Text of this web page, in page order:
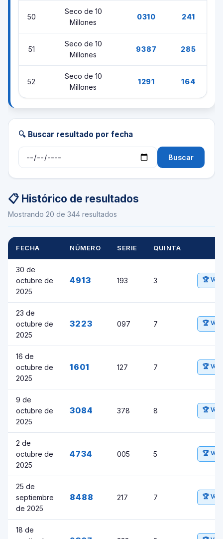
50
Seco de 10
Millones
0310 241
51
Seco de 10
Millones
9387 285
52
Seco de 10
Millones
1291 164
🔍 Buscar resultado por fecha
Buscar
📋 Histórico de resultados
Mostrando 20 de 344 resultados
FECHA NÚMERO SERIE QUINTA
30 de
octubre de
2025
4913 193 3 🏆 Ver
23 de
octubre de
2025
3223 097 7 🏆 Ver
16 de
octubre de
2025
1601 127 7 🏆 Ver
9 de
octubre de
2025
3084 378 8 🏆 Ver
2 de
octubre de
2025
4734 005 5 🏆 Ver
25 de
septiembre
de 2025
8488 217 7 🏆 Ver
18 de